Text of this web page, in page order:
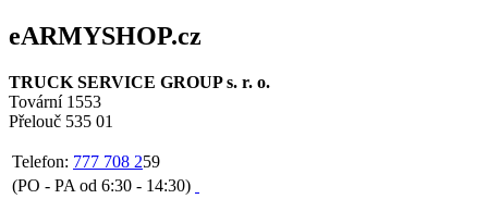
eARMYSHOP.cz
TRUCK SERVICE GROUP s. r. o.
Tovární 1553
Přelouč 535 01
Telefon: 777 708 259
(PO - PA od 6:30 - 14:30)